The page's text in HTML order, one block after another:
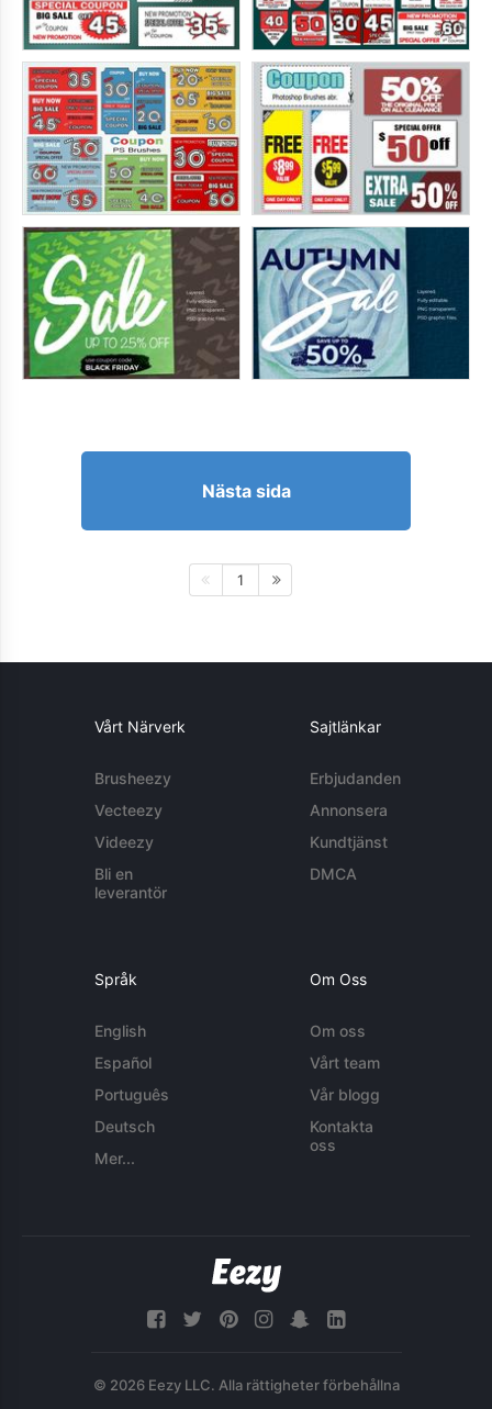
Nästa sida
1
Vårt Närverk
Brusheezy
Vecteezy
Videezy
Bli en
leverantör
Sajtlänkar
Erbjudanden
Annonsera
Kundtjänst
DMCA
Språk
English
Español
Português
Deutsch
Mer...
Om Oss
Om oss
Vårt team
Vår blogg
Kontakta
oss
© 2026 Eezy LLC. Alla rättigheter förbehållna